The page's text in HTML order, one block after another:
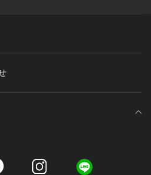
なく」「楽しく」進めていきたい
に貢献できる活動を目指し、アパ
う為、実際にお届けする商品と